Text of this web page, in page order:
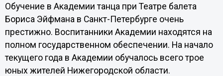
Обучение в Академии танца при Театре балета
Бориса Эйфмана в Санкт-Петербурге очень
престижно. Воспитанники Академии находятся на
полном государственном обеспечении. На начало
текущего года в Академии обучалось всего трое
юных жителей Нижегородской области.